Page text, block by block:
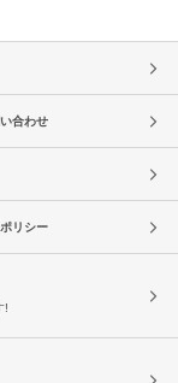
合わせ
リシー
!